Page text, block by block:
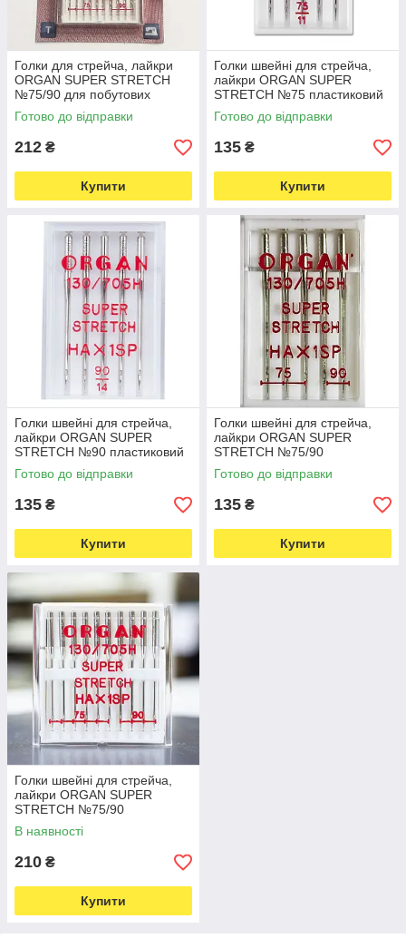
Голки для стрейча, лайкри
ORGAN SUPER STRETCH
№75/90 для побутових
швейних машин блістерна
упаковка 10 штук (7010)
Готово до відправки
212 ₴
Купити
Голки швейні для стрейча,
лайкри ORGAN SUPER
STRETCH №75 пластиковий
бокс 5 штук для побутових
швейних машин (6975)
Готово до відправки
135 ₴
Купити
Голки швейні для стрейча,
лайкри ORGAN SUPER
STRETCH №90 пластиковий
бокс 5 штук для побутових
швейних машин (6980)
Готово до відправки
135 ₴
Купити
Голки швейні для стрейча,
лайкри ORGAN SUPER
STRETCH №75/90
пластиковий бокс 5 штук для
побутових швейних машин
Готово до відправки
135 ₴
Купити
Голки швейні для стрейча,
лайкри ORGAN SUPER
STRETCH №75/90
пластиковий бокс 10 штук
для побутових швейних
В наявності
210 ₴
Купити